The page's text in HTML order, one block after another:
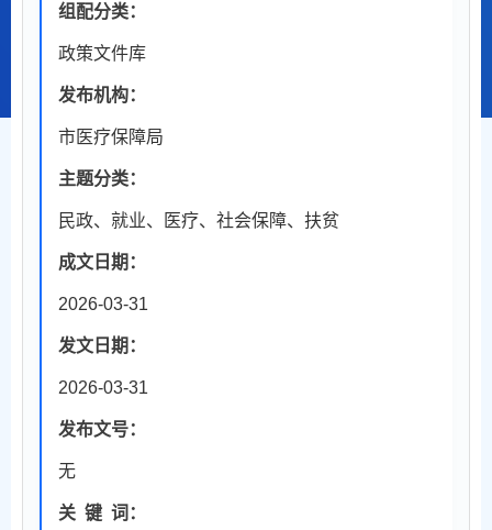
组配分类：
政策文件库
发布机构：
市医疗保障局
主题分类：
民政、就业、医疗、社会保障、扶贫
成文日期：
2026-03-31
发文日期：
2026-03-31
发布文号：
无
关 键 词：